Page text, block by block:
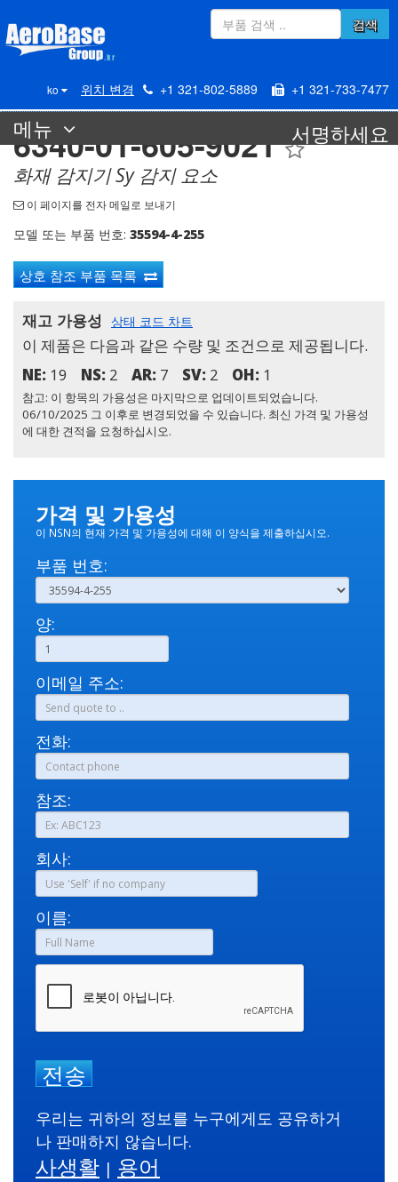
ko 위치 변경 +1 321-802-5889 +1 321-733-7477
검색
메뉴 서명하세요
6340-01-605-9021
화재 감지기 Sy 감지 요소
이 페이지를 전자 메일로 보내기
모델 또는 부품 번호: 35594-4-255
상호 참조 부품 목록
재고 가용성 상태 코드 차트
이 제품은 다음과 같은 수량 및 조건으로 제공됩니다.
NE: 19 NS: 2 AR: 7 SV: 2 OH: 1
참고: 이 항목의 가용성은 마지막으로 업데이트되었습니다.
06/10/2025 그 이후로 변경되었을 수 있습니다. 최신 가격 및 가용성
에 대한 견적을 요청하십시오.
가격 및 가용성
이 NSN의 현재 가격 및 가용성에 대해 이 양식을 제출하십시오.
부품 번호:
양:
이메일 주소:
전화:
참조:
회사:
이름:
전송
우리는 귀하의 정보를 누구에게도 공유하거
나 판매하지 않습니다.
사생활 | 용어